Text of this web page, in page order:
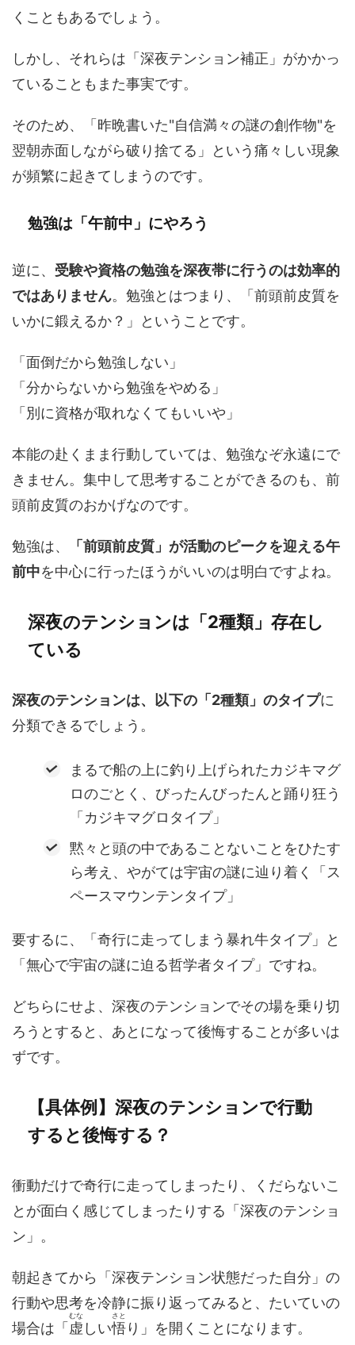
くこともあるでしょう。
しかし、それらは「深夜テンション補正」がかかっ
ていることもまた事実です。
そのため、「昨晩書いた"自信満々の謎の創作物"を
翌朝赤面しながら破り捨てる」という痛々しい現象
が頻繁に起きてしまうのです。
勉強は「午前中」にやろう
逆に、 受験や資格の勉強を深夜帯に行うのは効率的
ではありません。勉強とはつまり、「前頭前皮質を
いかに鍛えるか？」ということです。
「面倒だから勉強しない」
「分からないから勉強をやめる」
「別に資格が取れなくてもいいや」
本能の赴くまま行動していては、勉強なぞ永遠にで
きません。集中して思考することができるのも、前
頭前皮質のおかげなのです。
勉強は、
「前頭前皮質」が活動のピークを迎える午
前中を中心に行ったほうがいいのは明白ですよね。
深夜のテンションは「2種類」存在し
ている
深夜のテンションは、以下の「2種類」のタイプに
分類できるでしょう。
まるで船の上に釣り上げられたカジキマグ
ロのごとく、びったんびったんと踊り狂う
「カジキマグロタイプ」
黙々と頭の中であることないことをひたす
ら考え、やがては宇宙の謎に辿り着く「ス
ペースマウンテンタイプ」
要するに、「奇行に走ってしまう暴れ牛タイプ」と
「無心で宇宙の謎に迫る哲学者タイプ」ですね。
どちらにせよ、深夜のテンションでその場を乗り切
ろうとすると、あとになって後悔することが多いは
ずです。
【具体例】深夜のテンションで行動
すると後悔する？
衝動だけで奇行に走ってしまったり、くだらないこ
とが面白く感じてしまったりする「深夜のテンショ
ン」。
朝起きてから「深夜テンション状態だった自分」の
行動や思考を冷静に振り返ってみると、たいていの
場合は「 虚
むな
しい悟
さと
り」を開くことになります。